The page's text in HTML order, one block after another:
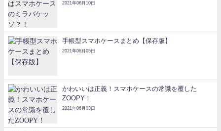
2021年06月10日
手帳型スマホケースまとめ【保存版】
2021年06月05日
かわいいは正義！スマホケースの常識を覆した
ZOOPY！
2021年06月03日